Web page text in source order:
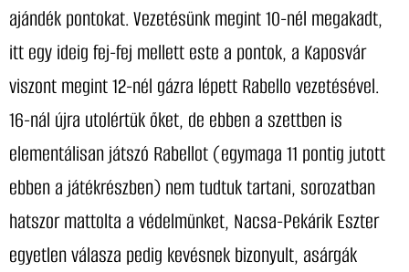
ajándék pontokat. Vezetésünk megint 10-nél megakadt,
itt egy ideig fej-fej mellett este a pontok, a Kaposvár
viszont megint 12-nél gázra lépett Rabello vezetésével.
16-nál újra utolértük őket, de ebben a szettben is
elementálisan játszó Rabellot (egymaga 11 pontig jutott
ebben a játékrészben) nem tudtuk tartani, sorozatban
hatszor mattolta a védelmünket, Nacsa-Pekárik Eszter
egyetlen válasza pedig kevésnek bizonyult, asárgák